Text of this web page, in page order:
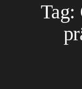
Tag: